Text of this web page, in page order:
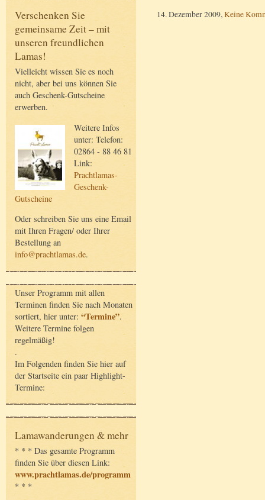
Verschenken Sie
gemeinsame Zeit – mit
unseren freundlichen
Lamas!
Vielleicht wissen Sie es noch
nicht, aber bei uns können Sie
auch Geschenk-Gutscheine
erwerben.
Weitere Infos
unter: Telefon:
02864 - 88 46 81
Link:
Prachtlamas-
Geschenk-
Gutscheine
Oder schreiben Sie uns eine Email
mit Ihren Fragen/ oder Ihrer
Bestellung an
info@prachtlamas.de.
Unser Programm mit allen
Terminen finden Sie nach Monaten
sortiert, hier unter: “Termine”.
Weitere Termine folgen
regelmäßig!
.
Im Folgenden finden Sie hier auf
der Startseite ein paar Highlight-
Termine:
Lamawanderungen & mehr
* * * Das gesamte Programm
finden Sie über diesen Link:
www.prachtlamas.de/programm
* * *
14. Dezember 2009, Keine